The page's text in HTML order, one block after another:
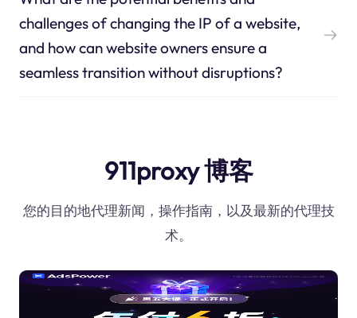
challenges of changing the IP of a website,
and how can website owners ensure a
seamless transition without disruptions?
911proxy 博客
您的目的地代理新闻，操作指南，以及最新的代理技
术。